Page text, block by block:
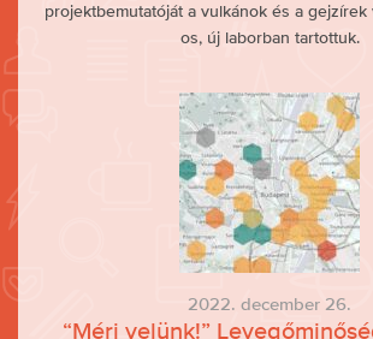
projektbemutatóját a vulkánok és a gejzírek
os, új laborban tartottuk.
2022. december 26.
“Mérj velünk!”